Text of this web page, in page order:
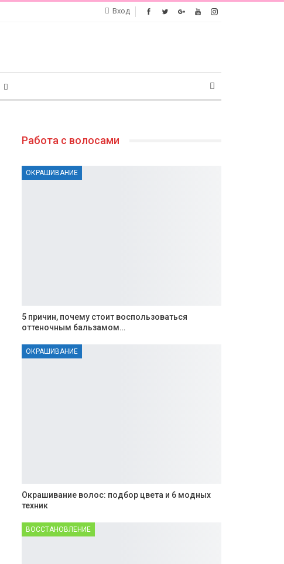
Вход
Работа с волосами
ОКРАШИВАНИЕ
5 причин, почему стоит воспользоваться
оттеночным бальзамом…
ОКРАШИВАНИЕ
Окрашивание волос: подбор цвета и 6 модных
техник
ВОССТАНОВЛЕНИЕ